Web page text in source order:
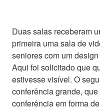
Duas salas receberam
primeira uma sala de
seniores com um
Aqui foi solicitado que
estivesse visível. O
conferência grande,
conferência em forma